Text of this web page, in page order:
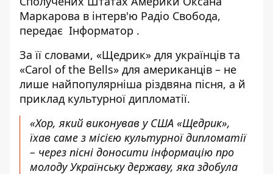
Маркарова в інтерв'ю Радіо Свобода,
передає Інформатор .
За її словами, «Щедрик» для українців та
«Carol of the Bells» для американців – не
лише найпопулярніша різдвяна пісня, а й
приклад культурної дипломатії.
«Хор, який виконував у США «Щедрик»,
їхав саме з місією культурної дипломатії
– через пісні доносити інформацію про
молоду Українську державу, яка здобула